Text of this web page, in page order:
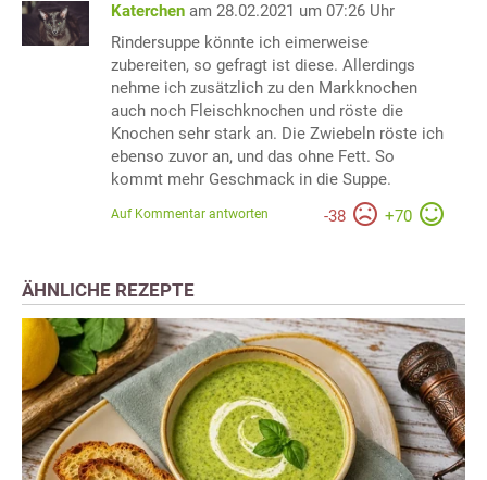
Katerchen am 28.02.2021 um 07:26 Uhr
Rindersuppe könnte ich eimerweise
zubereiten, so gefragt ist diese. Allerdings
nehme ich zusätzlich zu den Markknochen
auch noch Fleischknochen und röste die
Knochen sehr stark an. Die Zwiebeln röste ich
ebenso zuvor an, und das ohne Fett. So
kommt mehr Geschmack in die Suppe.
-38 +70
Auf Kommentar antworten
ÄHNLICHE REZEPTE